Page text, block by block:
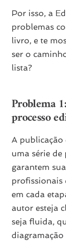
Por isso, a
problemas
livro, e te
ser o
lista?
Problema
processo
A
uma série de
garantem
profissionais
em cada
autor esteja
seja fluida,
diagramação